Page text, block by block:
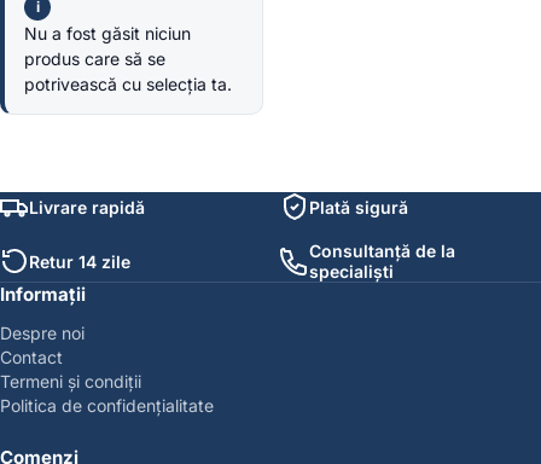
Nu a fost găsit niciun
produs care să se
potrivească cu selecția ta.
Livrare rapidă Plată sigură
Retur 14 zile
Consultanță de la
specialiști
Informații
Despre noi
Contact
Termeni și condiții
Politica de confidențialitate
Comenzi